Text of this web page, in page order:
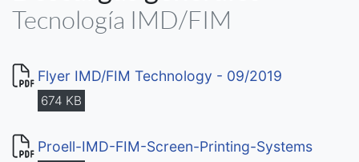
Tecnología IMD/FIM
Flyer IMD/FIM Technology - 09/2019
674 KB
Proell-IMD-FIM-Screen-Printing-Systems